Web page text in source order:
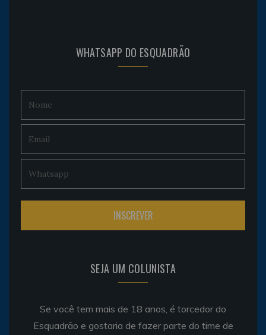
WHATSAPP DO ESQUADRÃO
SEJA UM COLUNISTA
Se você tem mais de 18 anos, é torcedor do
Esquadrão e gostaria de fazer parte do time de